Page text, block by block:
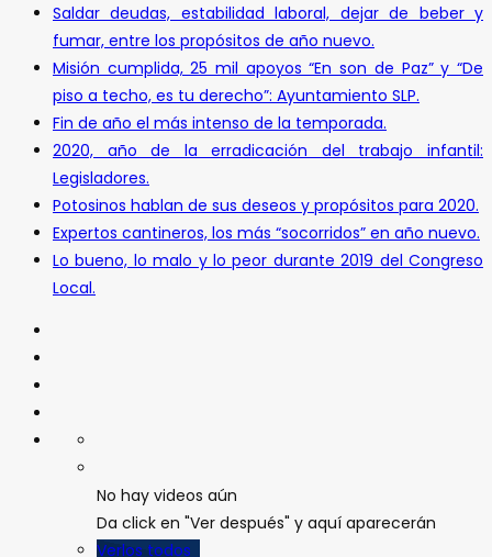
Saldar deudas, estabilidad laboral, dejar de beber y
fumar, entre los propósitos de año nuevo.
Misión cumplida, 25 mil apoyos “En son de Paz” y “De
piso a techo, es tu derecho”: Ayuntamiento SLP.
Fin de año el más intenso de la temporada.
2020, año de la erradicación del trabajo infantil:
Legisladores.
Potosinos hablan de sus deseos y propósitos para 2020.
Expertos cantineros, los más “socorridos” en año nuevo.
Lo bueno, lo malo y lo peor durante 2019 del Congreso
Local.
No hay videos aún
Da click en "Ver después" y aquí aparecerán
Verlos todos